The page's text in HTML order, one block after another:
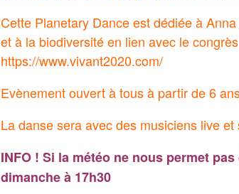
Cette Planetary Dance est dédiée à
et à la biodiversité en lien avec le
https://www.vivant2020.com/
Evènement ouvert à tous à partir de 6
La danse sera avec des musiciens live et
INFO ! Si la météo ne nous permet
dimanche à 17h30